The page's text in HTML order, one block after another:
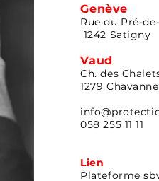
Genève
Rue du Pré-
1242 Satigny
Vaud
Ch. des
1279
058 255 11 11
Lien
Plateforme